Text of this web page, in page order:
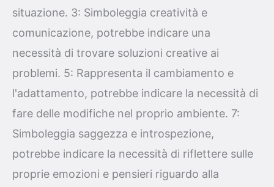
situazione. 3: Simboleggia creatività e
comunicazione, potrebbe indicare una
necessità di trovare soluzioni creative ai
problemi. 5: Rappresenta il cambiamento e
l'adattamento, potrebbe indicare la necessità di
fare delle modifiche nel proprio ambiente. 7:
Simboleggia saggezza e introspezione,
potrebbe indicare la necessità di riflettere sulle
proprie emozioni e pensieri riguardo alla